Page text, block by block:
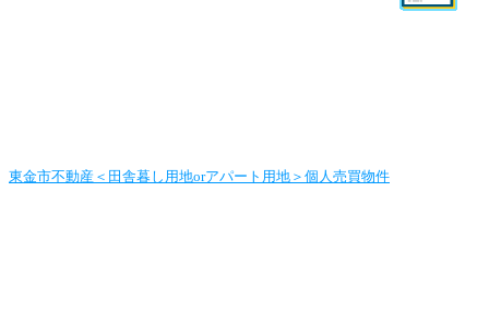
東金市不動産＜田舎暮し用地orアパート用地＞個人売買物件